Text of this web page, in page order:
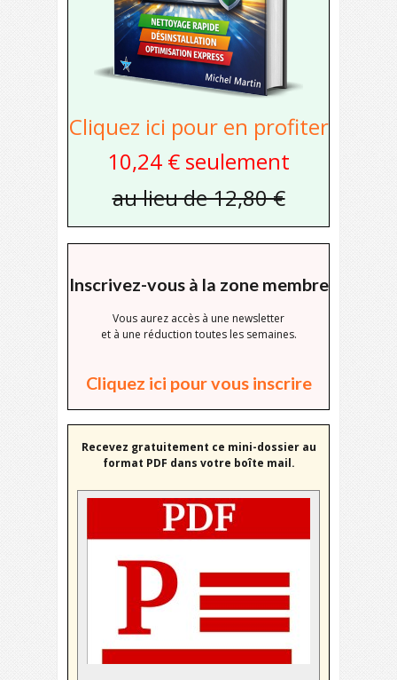
Cliquez ici pour en profiter
10,24 € seulement
au lieu de 12,80 €
Inscrivez-vous à la zone membre
Vous aurez accès à une newsletter
et à une réduction toutes les semaines.
Cliquez ici pour vous inscrire
Recevez gratuitement ce mini-dossier au
format PDF dans votre boîte mail.